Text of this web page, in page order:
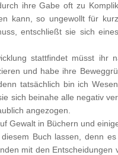
ihre Gabe oft zu
kann, so ungewollt für
entschließt sie sich
stattfindet müsst ihr
und habe ihre
tatsächlich bin ich
sich beinahe alle negativ
angezogen.
Gewalt in Büchern und
Buch lassen, denn
mit den